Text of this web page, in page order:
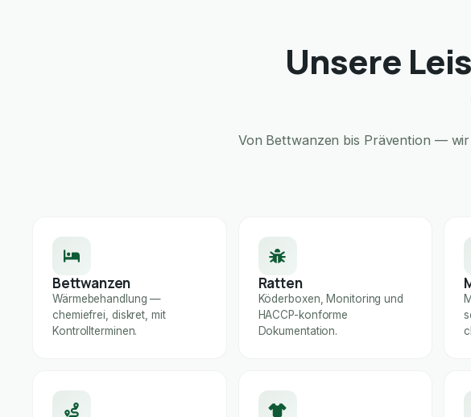
Unsere
Von Bettwanzen bis Prävention —
Bettwanzen
Wärmebehandlung —
chemiefrei, diskret, mit
Kontrollterminen.
Ratten
Köderboxen, Monitoring und
HACCP-konforme
Dokumentation.